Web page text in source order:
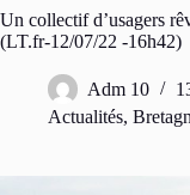
Un collectif d’usagers
(LT.fr-12/07/22 -16h42)
Adm 10
Actualités,